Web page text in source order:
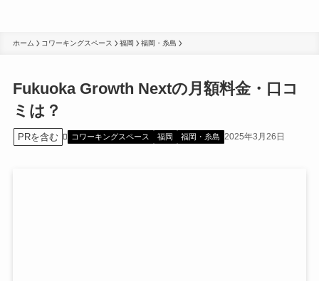
ホーム コワーキングスペース 福岡 福岡・糸島
Fukuoka Growth Nextの月額料金・口コ
ミは？
PRを含む コワーキングスペース 福岡 福岡・糸島 2025年3月26日